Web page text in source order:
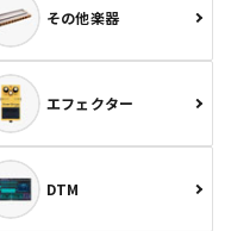
その他楽器
エフェクター
DTM